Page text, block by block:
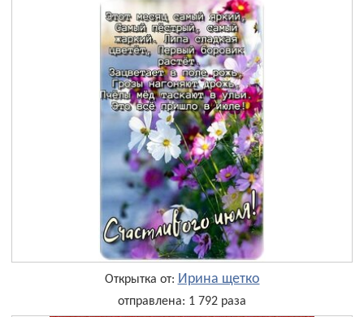
Открытка от: Ирина щетко
отправлена: 1 792 раза